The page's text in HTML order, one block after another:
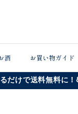
酒 お買い物ガイド
だけで送料無料に！